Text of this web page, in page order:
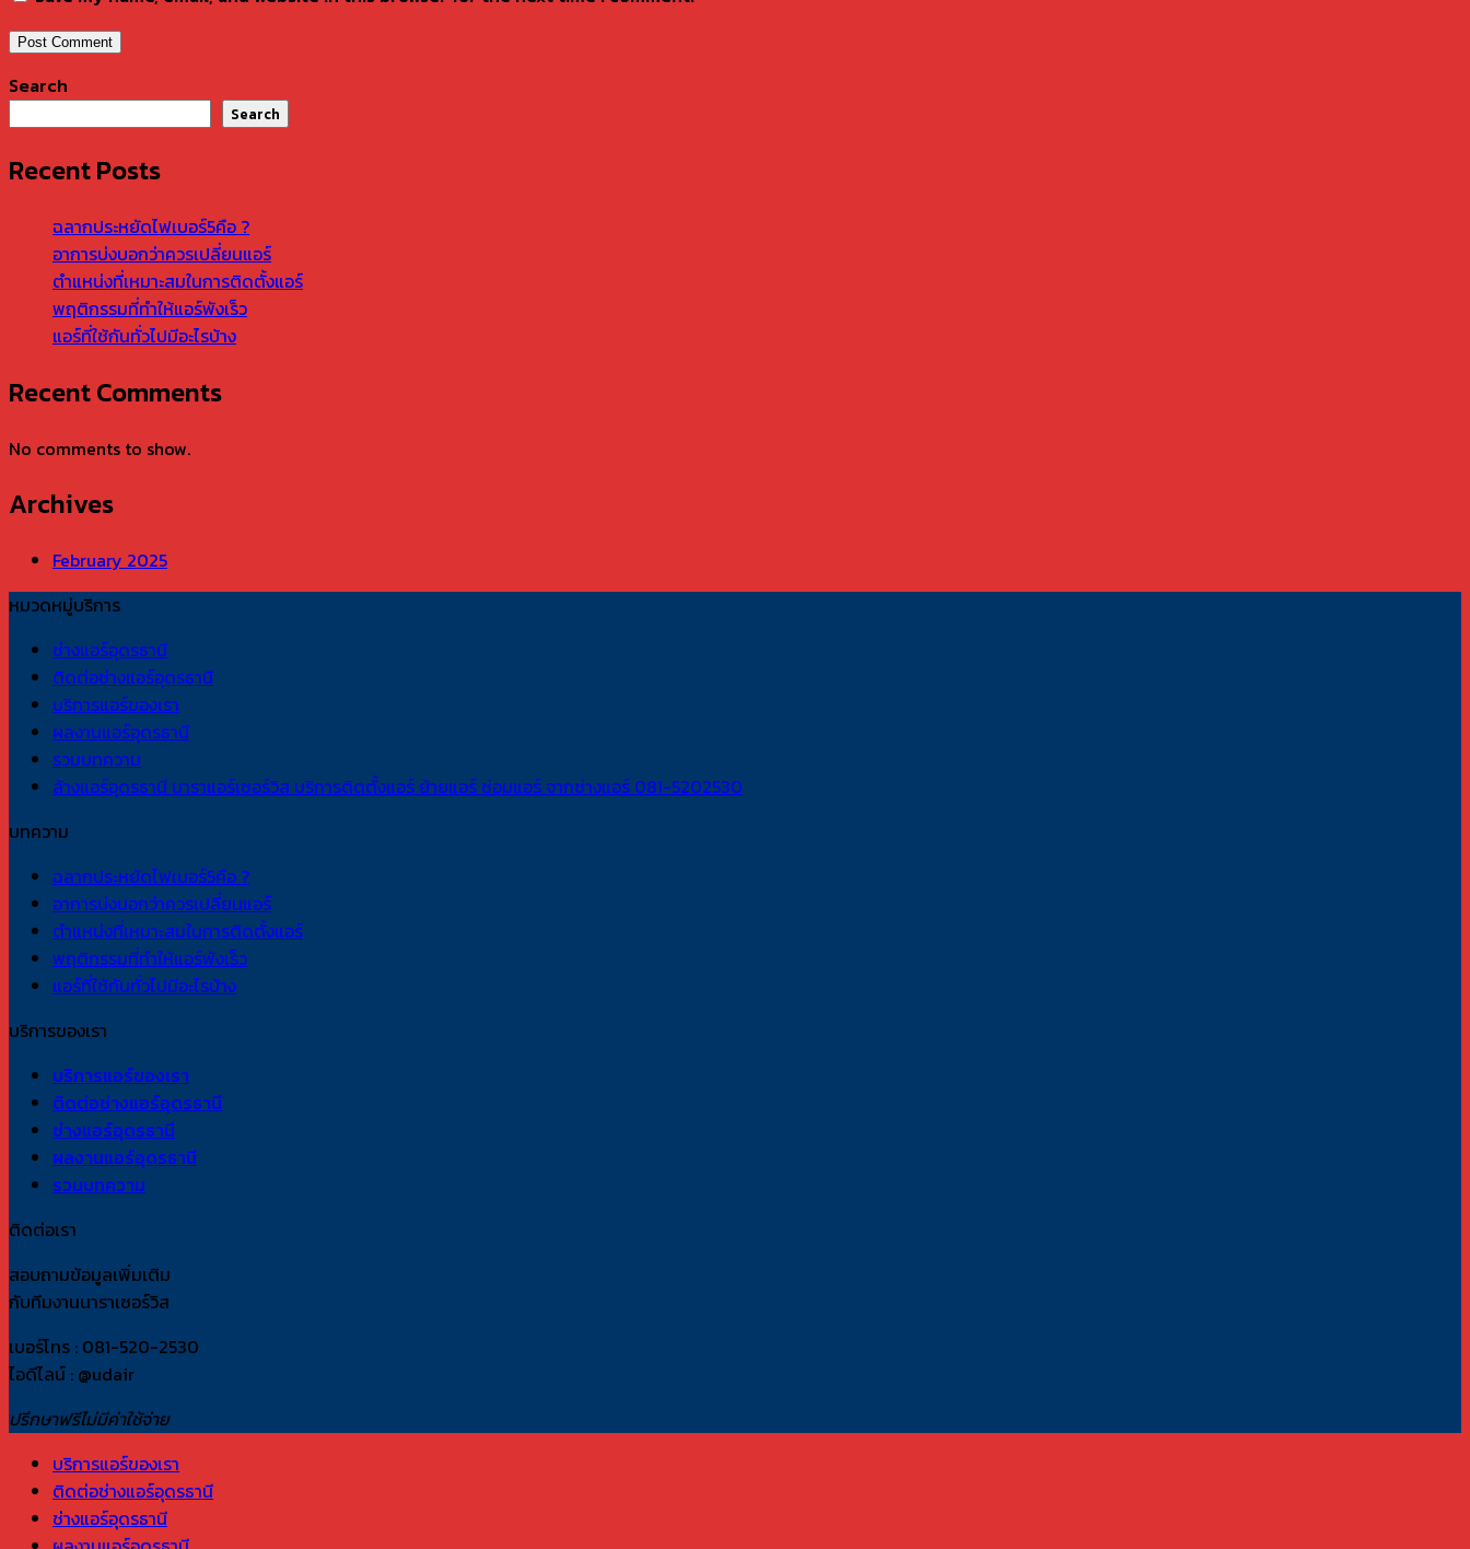
Search
Search
Recent Posts
ฉลากประหยัดไฟเบอร์5คือ ?
อาการบ่งบอกว่าควรเปลี่ยนแอร์
ตำแหน่งที่เหมาะสมในการติดตั้งแอร์
พฤติกรรมที่ทำให้แอร์พังเร็ว
แอร์ที่ใช้กันทั่วไปมีอะไรบ้าง
Recent Comments
No comments to show.
Archives
February 2025
หมวดหมู่บริการ
ช่างแอร์อุดรธานี
ติดต่อช่างแอร์อุดรธานี
บริการแอร์ของเรา
ผลงานแอร์อุดรธานี
รวมบทความ
ล้างแอร์อุดรธานี นาราแอร์เซอร์วิส บริการติดตั้งแอร์ ย้ายแอร์ ซ่อมแอร์ จากช่างแอร์ 081-5202530
บทความ
ฉลากประหยัดไฟเบอร์5คือ ?
อาการบ่งบอกว่าควรเปลี่ยนแอร์
ตำแหน่งที่เหมาะสมในการติดตั้งแอร์
พฤติกรรมที่ทำให้แอร์พังเร็ว
แอร์ที่ใช้กันทั่วไปมีอะไรบ้าง
บริการของเรา
บริการแอร์ของเรา
ติดต่อช่างแอร์อุดรธานี
ช่างแอร์อุดรธานี
ผลงานแอร์อุดรธานี
รวมบทความ
ติดต่อเรา
สอบถามข้อมูลเพิ่มเติม
กับทีมงานนาราเซอร์วิส
เบอร์โทร : 081-520-2530
ไอดีไลน์ : @udair
ปรึกษาฟรีไม่มีค่าใช้จ่าย
บริการแอร์ของเรา
ติดต่อช่างแอร์อุดรธานี
ช่างแอร์อุดรธานี